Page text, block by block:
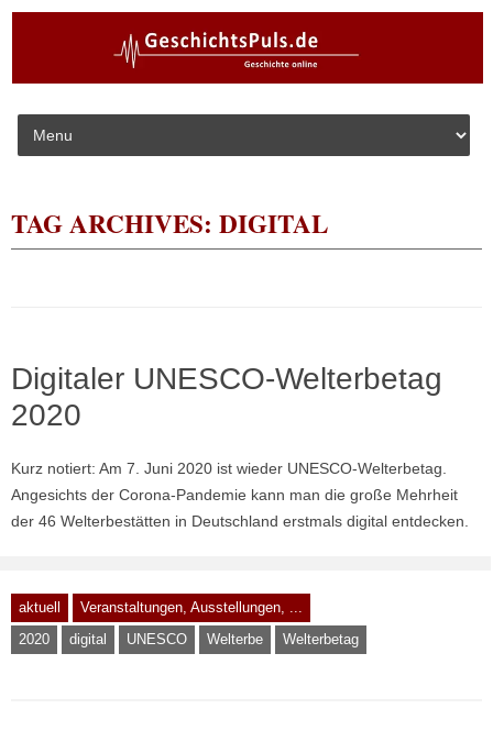
Skip to content
TAG ARCHIVES: DIGITAL
Digitaler UNESCO-Welterbetag
2020
Kurz notiert: Am 7. Juni 2020 ist wieder UNESCO-Welterbetag.
Angesichts der Corona-Pandemie kann man die große Mehrheit
der 46 Welterbestätten in Deutschland erstmals digital entdecken.
aktuell
Veranstaltungen, Ausstellungen, ...
2020
digital UNESCO Welterbe Welterbetag